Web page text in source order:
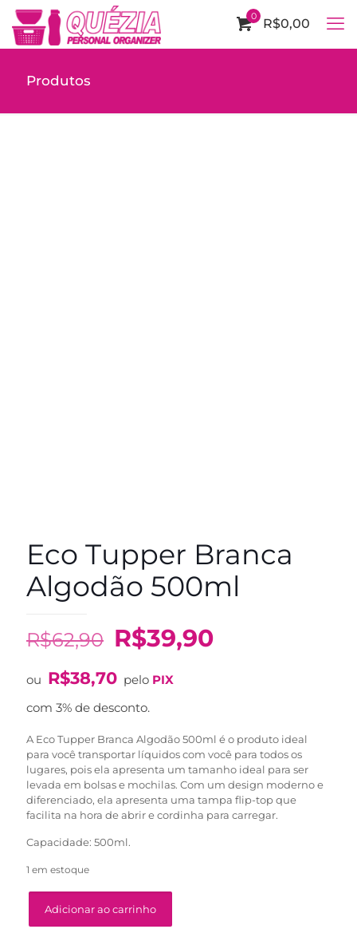
0 R$0,00
Produtos
Eco Tupper Branca
Algodão 500ml
R$62,90 O
original
era:
R$62,90.
R$39,90O
R$39,90.
ou R$38,70 pelo PIX
com 3% de desconto.
A Eco Tupper Branca Algodão 500ml é o produto ideal
para você transportar líquidos com você para todos os
lugares, pois ela apresenta um tamanho ideal para ser
levada em bolsas e mochilas. Com um design moderno e
diferenciado, ela apresenta uma tampa flip-top que
facilita na hora de abrir e cordinha para carregar.
Capacidade: 500ml.
1 em estoque
Adicionar ao carrinho